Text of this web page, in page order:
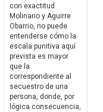
con exactitud
Molinario y Aguirre
Obarrio, no puede
entenderse cómo la
escala punitiva aquí
prevista es mayor
que la
correspondiente al
secuestro de una
persona, donde, por
lógica consecuencia,